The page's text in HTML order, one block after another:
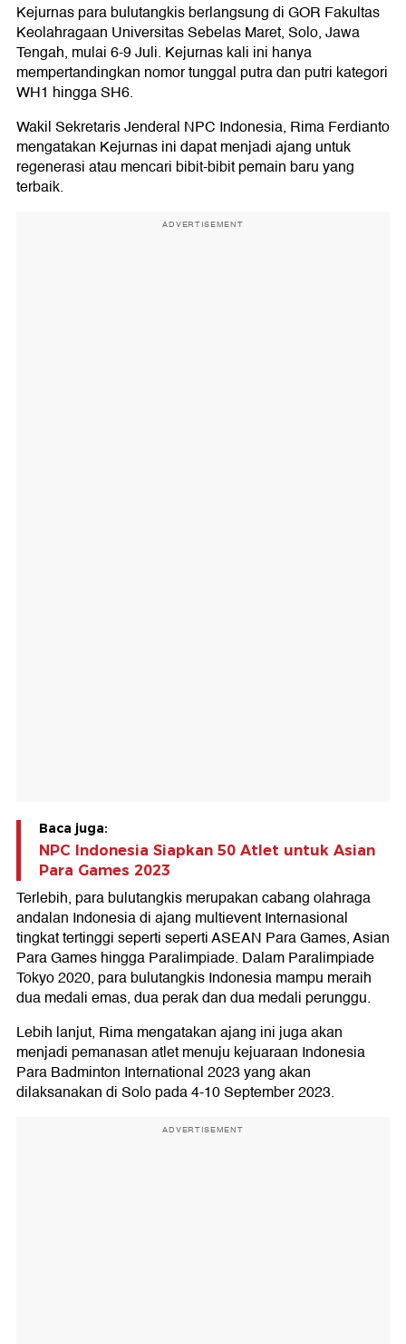
Kejurnas para bulutangkis berlangsung di GOR Fakultas
Keolahragaan Universitas Sebelas Maret, Solo, Jawa
Tengah, mulai 6-9 Juli. Kejurnas kali ini hanya
mempertandingkan nomor tunggal putra dan putri kategori
WH1 hingga SH6.
Wakil Sekretaris Jenderal NPC Indonesia, Rima Ferdianto
mengatakan Kejurnas ini dapat menjadi ajang untuk
regenerasi atau mencari bibit-bibit pemain baru yang
terbaik.
ADVERTISEMENT
Baca juga:
NPC Indonesia Siapkan 50 Atlet untuk Asian
Para Games 2023
Terlebih, para bulutangkis merupakan cabang olahraga
andalan Indonesia di ajang multievent Internasional
tingkat tertinggi seperti seperti ASEAN Para Games, Asian
Para Games hingga Paralimpiade. Dalam Paralimpiade
Tokyo 2020, para bulutangkis Indonesia mampu meraih
dua medali emas, dua perak dan dua medali perunggu.
Lebih lanjut, Rima mengatakan ajang ini juga akan
menjadi pemanasan atlet menuju kejuaraan Indonesia
Para Badminton International 2023 yang akan
dilaksanakan di Solo pada 4-10 September 2023.
ADVERTISEMENT